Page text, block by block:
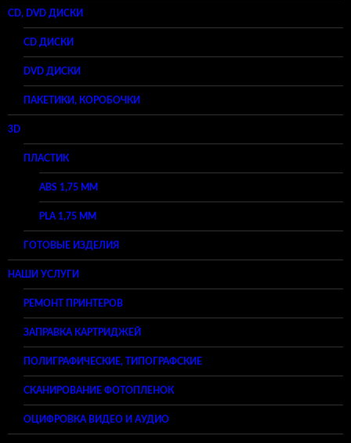
CD, DVD ДИСКИ
CD ДИСКИ
DVD ДИСКИ
ПАКЕТИКИ, КОРОБОЧКИ
3D
ПЛАСТИК
ABS 1,75 ММ
PLA 1,75 ММ
ГОТОВЫЕ ИЗДЕЛИЯ
НАШИ УСЛУГИ
РЕМОНТ ПРИНТЕРОВ
ЗАПРАВКА КАРТРИДЖЕЙ
ПОЛИГРАФИЧЕСКИЕ, ТИПОГРАФСКИЕ
СКАНИРОВАНИЕ ФОТОПЛЕНОК
ОЦИФРОВКА ВИДЕО И АУДИО